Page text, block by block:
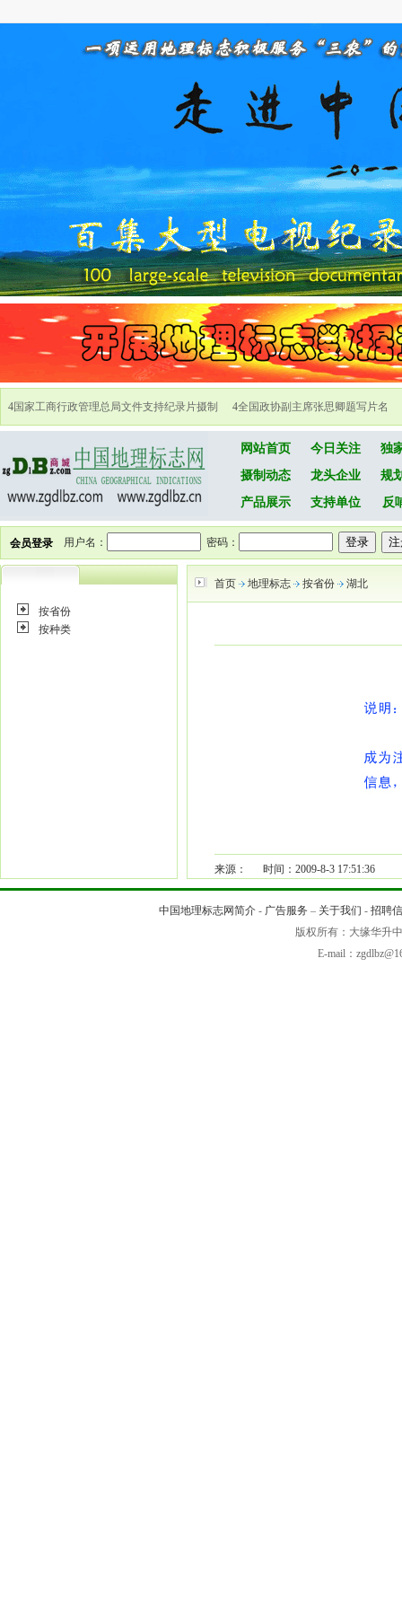
4国家工商行政管理总局文件支持纪录片摄制 4全国政协副主席张思卿题写片名
网站首页 今日关注
独
摄制动态
龙头企业
规
产品展示
支持单位 反
会员登录 用户名： 密码：
按省份
按种类
首页 地理标志 按省份 湖北
来源： 时间：2009-8-3 17:51:36
中国地理标志网简介 - 广告服务 – 关于我们 - 招聘
版权所有：大缘
E-mail：